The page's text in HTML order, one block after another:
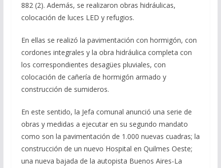
882 (2). Además, se realizaron obras hidráulicas,
colocación de luces LED y refugios.
En ellas se realizó la pavimentación con hormigón, con
cordones integrales y la obra hidráulica completa con
los correspondientes desagües pluviales, con
colocación de cañería de hormigón armado y
construcción de sumideros.
En este sentido, la Jefa comunal anunció una serie de
obras y medidas a ejecutar en su segundo mandato
como son la pavimentación de 1.000 nuevas cuadras; la
construcción de un nuevo Hospital en Quilmes Oeste;
una nueva bajada de la autopista Buenos Aires-La